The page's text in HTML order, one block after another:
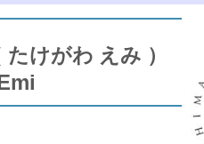
たけがわ えみ ）